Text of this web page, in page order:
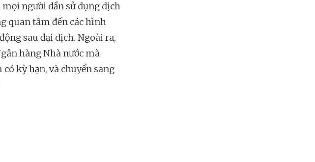
mọi người dần sử dụng dịch
quan tâm đến các hình
sau đại dịch. Ngoài ra,
hàng Nhà nước mà
kỳ hạn, và chuyển sang